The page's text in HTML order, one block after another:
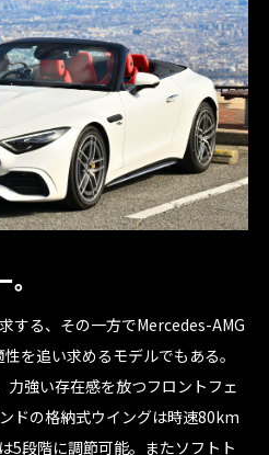
する、その一方でMercedes-AMG
を追い求めるモデルでもある。
強い存在感を放つフロントフェ
ドの格納式ウイングは時速80km
5段階に調節可能。またソフトト